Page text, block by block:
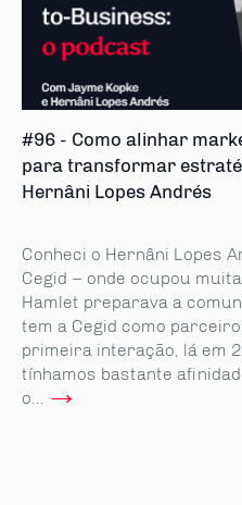
#96 - Como alinhar
para transformar
Hernâni Lopes Andrés
Conheci o Hernâni Lopes
Cegid – onde ocupou
Hamlet preparava a
tem a Cegid como
primeira interação, lá em
tínhamos bastante
o...→